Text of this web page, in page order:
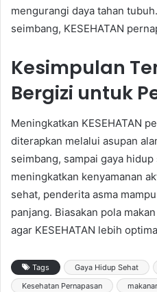
mengurangi daya tahan
seimbang, KESEHATAN
Kesimpulan
Bergizi untuk
Meningkatkan KESEHATAN
diterapkan melalui asupan
seimbang, sampai gaya
meningkatkan kenyamanan
sehat, penderita asma
panjang. Biasakan pola
agar KESEHATAN lebih
Tags Gaya Hidup Sehat
Kesehatan Pernapasan